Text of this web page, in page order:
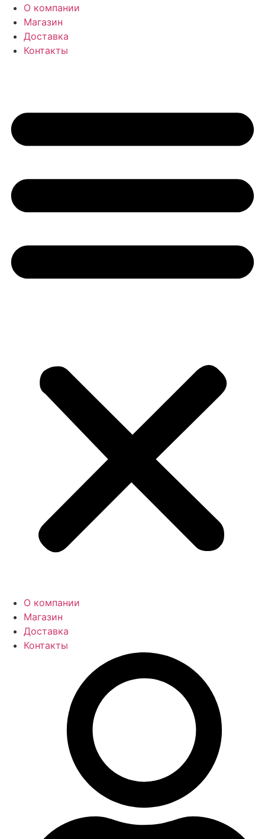
О компании
Магазин
Доставка
Контакты
О компании
Магазин
Доставка
Контакты